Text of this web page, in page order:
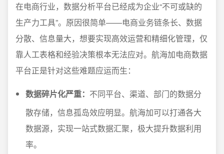
在电商行业，数据分析平台已经成为企业“不可或缺的
生产力工具”。原因很简单——电商业务链条长、数据
分散、信息量大，想要实现高效运营和精细化管理，仅
靠人工表格和经验决策根本无法应对。航海加电商数据
平台正是针对这些难题应运而生：
数据碎片化严重： 不同平台、渠道、部门的数据分
散存储，信息孤岛效应明显。航海加可以打通各大
数据源，实现一站式数据汇聚，极大提升数据利用
率。